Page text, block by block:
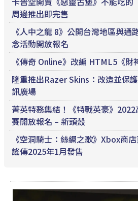
周邊推出即完售
《人中之龍 8》公開台灣地區與通
念活動開放報名
《傳奇 Online》改編 HTML5《財
隆重推出Razer Skins：改造並保
訊廣場
菁英特務集結！《特戰英豪》2022
賽開放報名 – 新頭殼
《空洞騎士：絲綢之歌》Xbox商
謠傳2025年1月發售